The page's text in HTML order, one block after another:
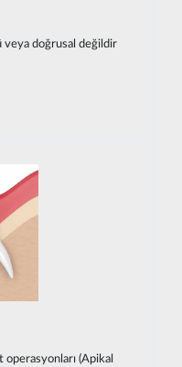
veya doğrusal değildir
(Apikal